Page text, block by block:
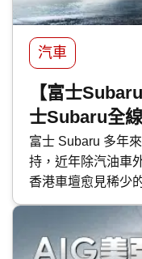
汽車
【富士
士Subaru全
港售價比較
富士 Subaru 多年
持，近年除汽油車
香港車壇愈見稀少
為大家逐一剖析富